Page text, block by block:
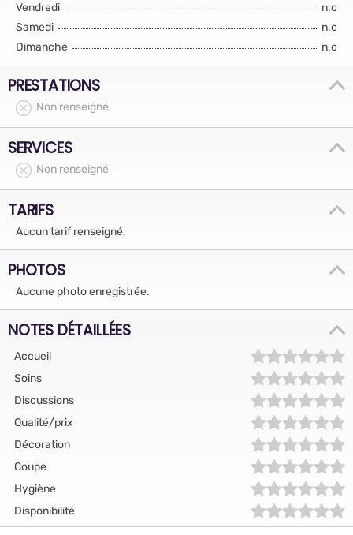
Vendredi
n.c
Samedi
n.c
Dimanche
n.c
PRESTATIONS
Non renseigné
SERVICES
Non renseigné
TARIFS
Aucun tarif renseigné.
PHOTOS
Aucune photo enregistrée.
NOTES DÉTAILLÉES
Accueil
Soins
Discussions
Qualité/prix
Décoration
Coupe
Hygiène
Disponibilité